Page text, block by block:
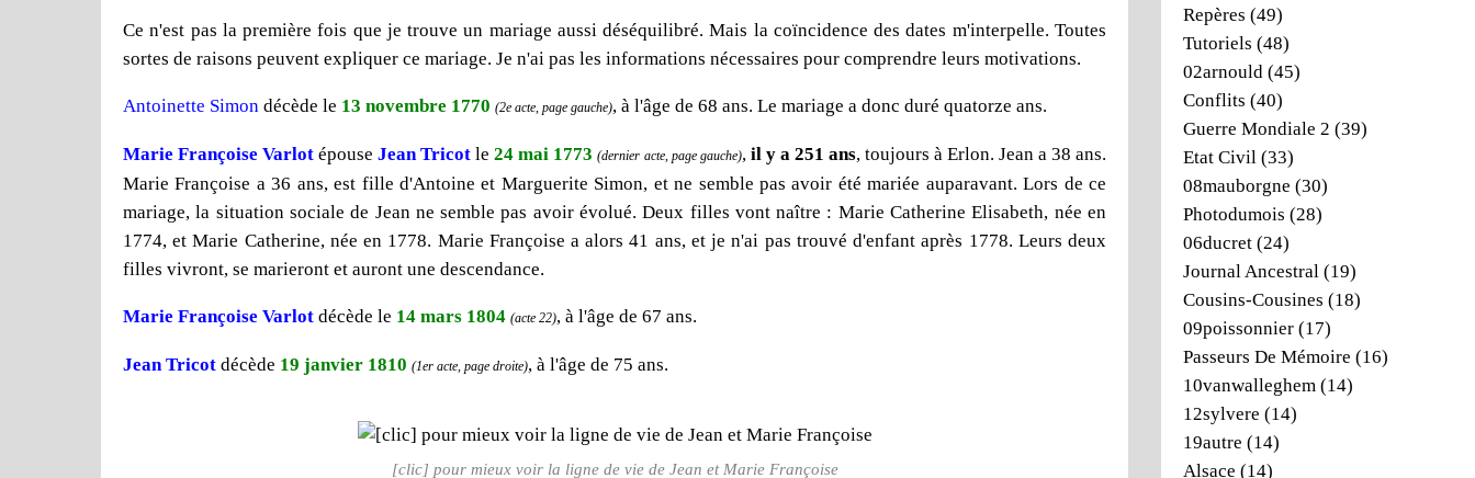
Ce n'est pas la première fois que je trouve un mariage aussi déséquilibré. Mais la coïncidence des dates m'interpelle. Toutes
sortes de raisons peuvent expliquer ce mariage. Je n'ai pas les informations nécessaires pour comprendre leurs motivations.
Antoinette Simon décède le 13 novembre 1770 (2e acte, page gauche), à l'âge de 68 ans. Le mariage a donc duré quatorze ans.
Marie Françoise Varlot épouseJean Tricot le24 mai 1773 (dernier acte, page gauche), il y a 251 ans, toujours à Erlon. Jean a 38 ans.
Marie Françoise a 36 ans, est fille d'Antoine et Marguerite Simon, et ne semble pas avoir été mariée auparavant. Lors de ce
mariage, la situation sociale de Jean ne semble pas avoir évolué. Deux filles vont naître : Marie Catherine Elisabeth, née en
1774, et Marie Catherine, née en 1778. Marie Françoise a alors 41 ans, et je n'ai pas trouvé d'enfant après 1778. Leurs deux
filles vivront, se marieront et auront une descendance.
Marie Françoise Varlot décède le 14 mars 1804 (acte 22), à l'âge de 67 ans.
Jean Tricot décède 19 janvier 1810 (1er acte, page droite), à l'âge de 75 ans.
[clic] pour mieux voir la ligne de vie de Jean et Marie Françoise
Repères (49)
Tutoriels (48)
02arnould (45)
Conflits (40)
Guerre Mondiale 2 (39)
Etat Civil (33)
08mauborgne (30)
Photodumois (28)
06ducret (24)
Journal Ancestral (19)
Cousins-Cousines (18)
09poissonnier (17)
Passeurs De Mémoire (16)
10vanwalleghem (14)
12sylvere (14)
19autre (14)
Alsace (14)